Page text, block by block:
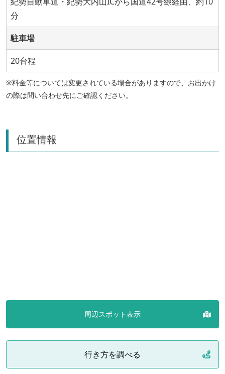
分
駐車場
20台程
※料金等については変更されている場合がありますので、お出かけ
の際は問い合わせ先にご確認ください。
位置情報
周辺スポット表示
行き方を調べる